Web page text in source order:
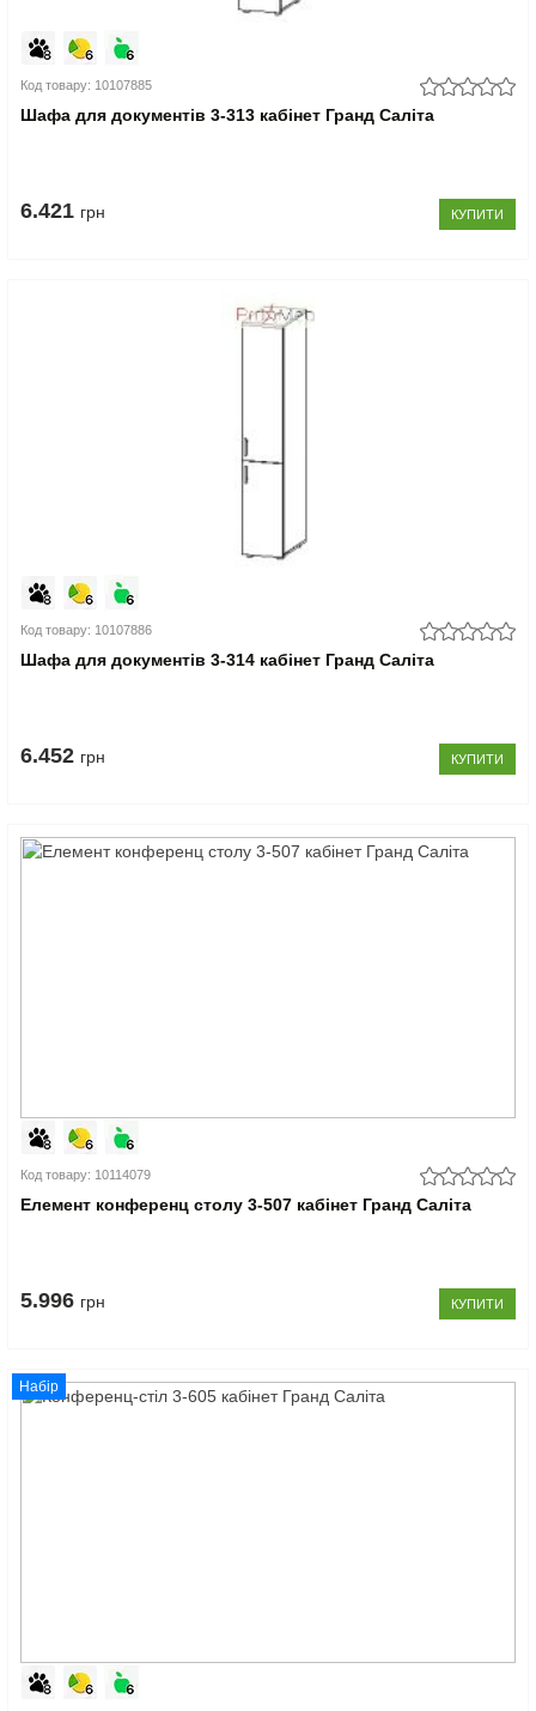
Код товару: 10107885
Шафа для документів 3-313 кабінет Гранд Саліта
6.421 грн КУПИТИ
Код товару: 10107886
Шафа для документів 3-314 кабінет Гранд Саліта
6.452 грн КУПИТИ
Код товару: 10114079
Елемент конференц столу 3-507 кабінет Гранд Саліта
5.996 грн КУПИТИ
Набір